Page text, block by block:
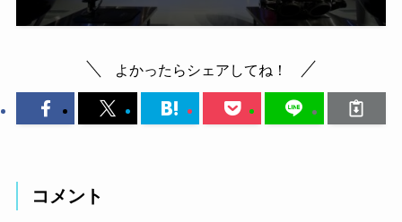
よかったらシェアしてね！
コメント